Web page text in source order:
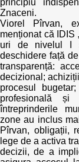
principiu
Znaceni.
Viorel Pîrvan,
menționat că IDIS
uri de nivelul I
deschidere față
transparență:
decizional;
procesul
profesională
întreprinderile
zone au inclus
Pîrvan, obligații,
lege de a activa
decizii, de a